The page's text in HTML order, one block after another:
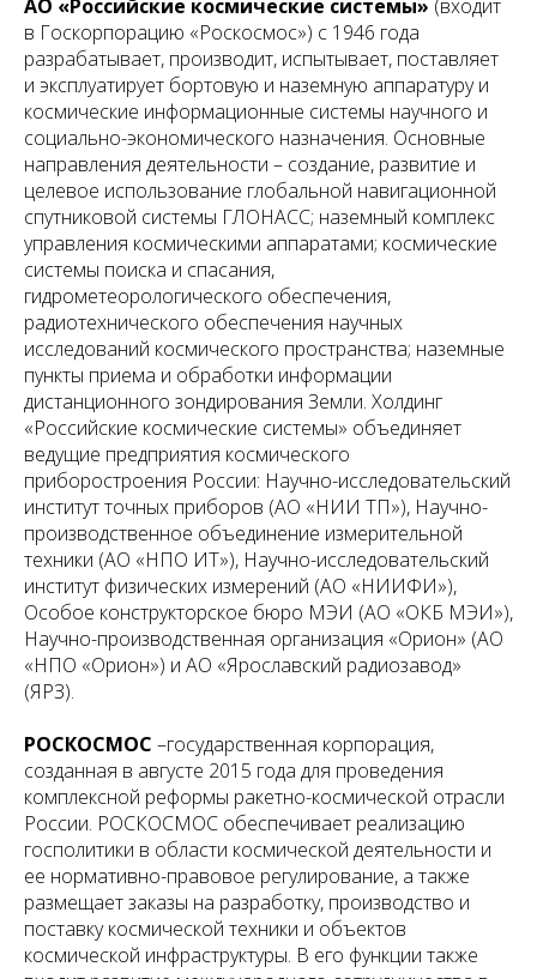
АО «Российские космические системы» (входит
в Госкорпорацию «Роскосмос») с 1946 года
разрабатывает, производит, испытывает, поставляет
и эксплуатирует бортовую и наземную аппаратуру и
космические информационные системы научного и
социально-экономического назначения. Основные
направления деятельности – создание, развитие и
целевое использование глобальной навигационной
спутниковой системы ГЛОНАСС; наземный комплекс
управления космическими аппаратами; космические
системы поиска и спасания,
гидрометеорологического обеспечения,
радиотехнического обеспечения научных
исследований космического пространства; наземные
пункты приема и обработки информации
дистанционного зондирования Земли. Холдинг
«Российские космические системы» объединяет
ведущие предприятия космического
приборостроения России: Научно-исследовательский
институт точных приборов (АО «НИИ ТП»), Научно-
производственное объединение измерительной
техники (АО «НПО ИТ»), Научно-исследовательский
институт физических измерений (АО «НИИФИ»),
Особое конструкторское бюро МЭИ (АО «ОКБ МЭИ»),
Научно-производственная организация «Орион» (АО
«НПО «Орион») и АО «Ярославский радиозавод»
(ЯРЗ).
РОСКОСМОС –государственная корпорация,
созданная в августе 2015 года для проведения
комплексной реформы ракетно-космической отрасли
России. РОСКОСМОС обеспечивает реализацию
госполитики в области космической деятельности и
ее нормативно-правовое регулирование, а также
размещает заказы на разработку, производство и
поставку космической техники и объектов
космической инфраструктуры. В его функции также